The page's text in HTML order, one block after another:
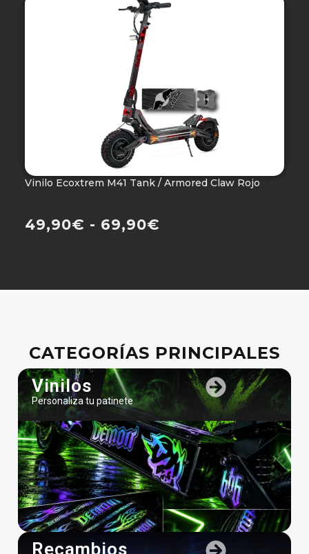
Vinilo Ecoxtrem M41 Tank / Armored Claw Rojo
49,90€ - 69,90€
CATEGORÍAS PRINCIPALES
Vinilos
Personaliza tu patinete
Recambios